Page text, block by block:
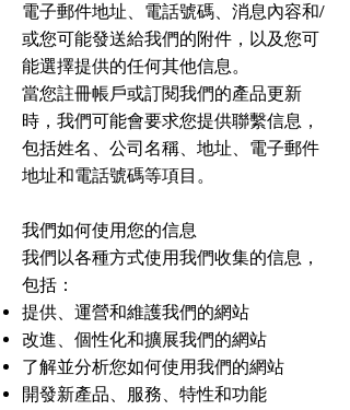
電子郵件地址、電話號碼、消息內容和/
或您可能發送給我們的附件，以及您可
能選擇提供的任何其他信息。
當您註冊帳戶或訂閱我們的產品更新
時，我們可能會要求您提供聯繫信息，
包括姓名、公司名稱、地址、電子郵件
地址和電話號碼等項目。
我們如何使用您的信息
我們以各種方式使用我們收集的信息，
包括：
提供、運營和維護我們的網站
改進、個性化和擴展我們的網站
了解並分析您如何使用我們的網站
開發新產品、服務、特性和功能